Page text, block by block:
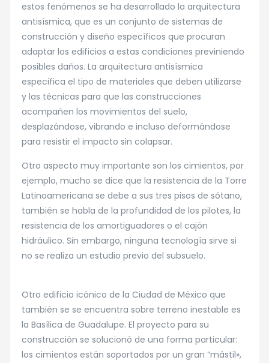
estos fenómenos se ha desarrollado la arquitectura
antisísmica, que es un conjunto de sistemas de
construcción y diseño específicos que procuran
adaptar los edificios a estas condiciones previniendo
posibles daños. La arquitectura antisísmica
especifica el tipo de materiales que deben utilizarse
y las técnicas para que las construcciones
acompañen los movimientos del suelo,
desplazándose, vibrando e incluso deformándose
para resistir el impacto sin colapsar.
Otro aspecto muy importante son los cimientos, por
ejemplo, mucho se dice que la resistencia de la Torre
Latinoamericana se debe a sus tres pisos de sótano,
también se habla de la profundidad de los pilotes, la
resistencia de los amortiguadores o el cajón
hidráulico. Sin embargo, ninguna tecnología sirve si
no se realiza un estudio previo del subsuelo.
Otro edificio icónico de la Ciudad de México que
también se se encuentra sobre terreno inestable es
la Basílica de Guadalupe. El proyecto para su
construcción se solucionó de una forma particular:
los cimientos están soportados por un gran “mástil»,